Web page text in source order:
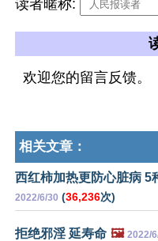
读者暱称:
欢迎您的留言反馈。
相关文章：
西红柿加热更防心脏病 5
2022/6/30 (36,236次)
拒绝邪淫 延寿命 🖼️ 2022/